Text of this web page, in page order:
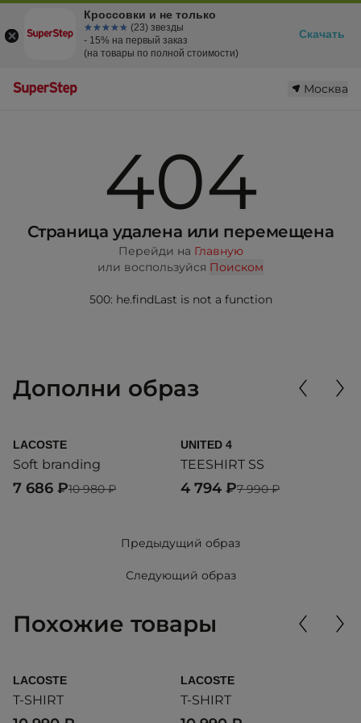
Москва
404
Страница удалена или перемещена
Перейди на Главную
или воспользуйся Поиском
500: he.findLast is not a function
Дополни образ
LACOSTE
Soft branding
10 980 ₽
7 686 ₽
UNITED 4
TEESHIRT SS
7 990 ₽
4 794 ₽
Предыдущий образ
Следующий образ
Похожие товары
LACOSTE
T-SHIRT
LACOSTE
T-SHIRT
Кроссовки и не только
☆☆☆☆☆
★★★★★ (23) звезды
- 15% на первый заказ
(на товары по полной стоимости)
Скачать